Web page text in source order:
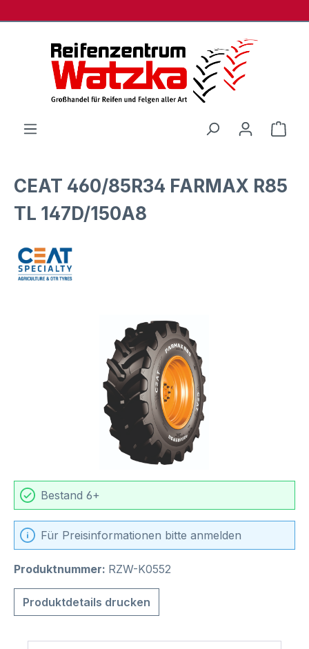
CEAT 460/85R34 FARMAX R85
TL 147D/150A8
Bildergalerie überspringen
Bestand 6+
Für Preisinformationen bitte anmelden
Produktnummer: RZW-K0552
Produktdetails drucken